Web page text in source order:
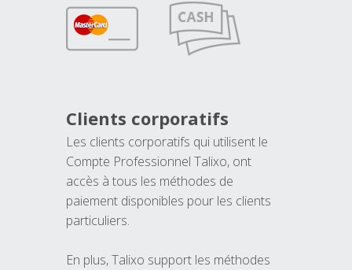
Clients corporatifs
Les clients corporatifs qui utilisent le
Compte Professionnel Talixo, ont
accès à tous les méthodes de
paiement disponibles pour les clients
particuliers.
En plus, Talixo support les méthodes